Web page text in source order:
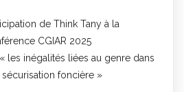
de Think Tany à la
CGIAR 2025
les inégalités liées au genre dans
sécurisation foncière »